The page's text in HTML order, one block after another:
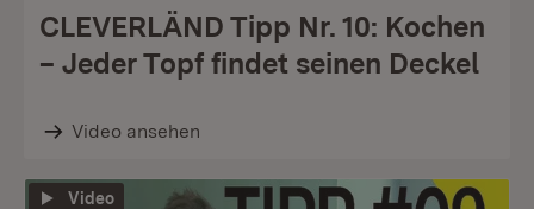
CLEVERLÄND Tipp Nr. 10: Kochen
– Jeder Topf findet seinen Deckel
Video ansehen
Video